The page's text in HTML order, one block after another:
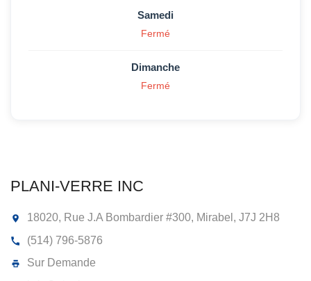
Samedi
Fermé
Dimanche
Fermé